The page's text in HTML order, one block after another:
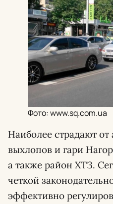
Фото: www.sq.com.ua
Наиболее страдают
выхлопов и гари
а также район ХТЗ.
четкой
эффективно